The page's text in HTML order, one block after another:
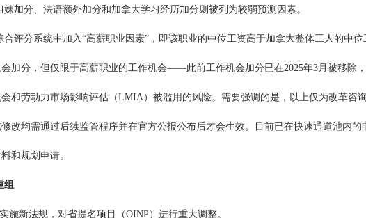
加分、法语额外加分和加拿大学习经历加分则被列为较弱预测因素。
合评分系统中加入“高薪职业因素”，即该职业的中位工资高于加拿大整体工人的中位
加分，但仅限于高薪职业的工作机会——此前工作机会加分已在2025年3月被移除
和劳动力市场影响评估（LMIA）被滥用的风险。需要强调的是，以上仅为改革咨
改均需通过后续监管程序并在官方公报公布后才会生效。目前已在快速通道池内的
和规划申请。
组
施新法规，对省提名项目（OINP）进行重大调整。